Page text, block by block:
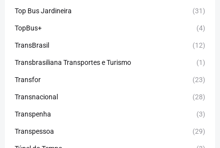
Top Bus Jardineira (31)
TopBus+ (4)
TransBrasil (12)
Transbrasiliana Transportes e Turismo (1)
Transfor (23)
Transnacional (28)
Transpenha (3)
Transpessoa (29)